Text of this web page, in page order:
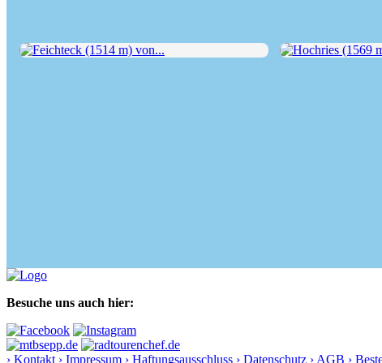
Besuche uns auch hier:
› Kontakt › Impressum › Haftungsausschluss › Datenschutz › AGB ›